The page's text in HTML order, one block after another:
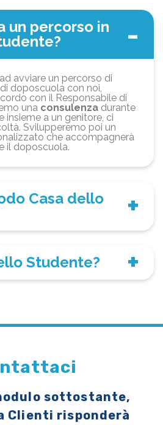
un percorso in
avviare un percorso di
doposcuola con noi,
con il Responsabile di
una consulenza durante
insieme a un genitore, ci
Svilupperemo poi un
che accompagnerà
il doposcuola.
Casa dello
Studente?
sottostante,
Clienti risponderà